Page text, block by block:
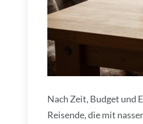
Nach Zeit, Budget und
Reisende, die mit